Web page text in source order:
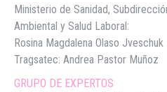
Ministerio de Sanidad,
Ambiental y Salud Laboral:
Rosina Magdalena Olaso Jveschuk
Tragsatec: Andrea Pastor Muñoz
GRUPO DE EXPERTOS